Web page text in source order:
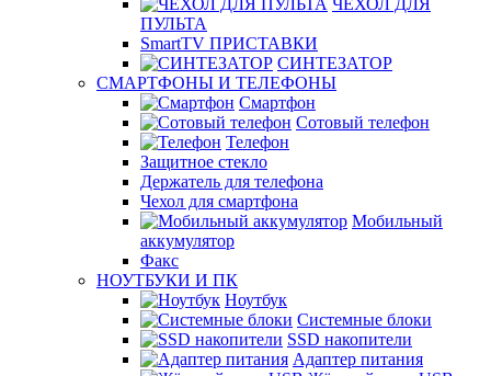
ЧЕХОЛ ДЛЯ
ПУЛЬТА
SmartTV ПРИСТАВКИ
СИНТЕЗАТОР
СМАРТФОНЫ И ТЕЛЕФОНЫ
Смартфон
Сотовый телефон
Телефон
Защитное стекло
Держатель для телефона
Чехол для смартфона
Мобильный
аккумулятор
Факс
НОУТБУКИ И ПК
Ноутбук
Системные блоки
SSD накопители
Адаптер питания